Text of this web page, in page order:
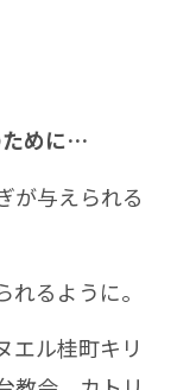
ために…
が与えられる
るように。
エル桂町キリ